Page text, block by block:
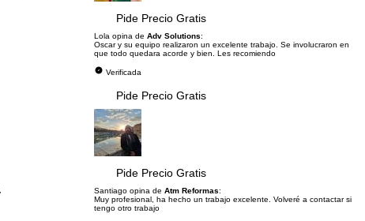
Pide Precio Gratis
Pide Precio Gratis
Pide Precio Gratis
Lola opina de Adv Solutions:
Oscar y su equipo realizaron un excelente trabajo. Se involucraron en
que todo quedara acorde y bien. Les recomiendo
Verificada
Santiago opina de Atm Reformas:
Muy profesional, ha hecho un trabajo excelente. Volveré a contactar si
tengo otro trabajo